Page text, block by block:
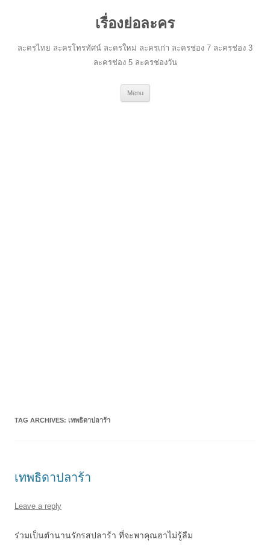
เรื่องย่อละคร
ละครไทย ละครโทรทัศน์ ละครใหม่ ละครเก่า ละครช่อง 7 ละครช่อง 3
ละครช่อง 5 ละครช่องวัน
Menu
TAG ARCHIVES: เทพธิดาปลาร้า
เทพธิดาปลาร้า
Leave a reply
ร่วมเป็นตำนานรักรสปลาร้า ที่จะพาคุณฮาไม่รู้ลืม